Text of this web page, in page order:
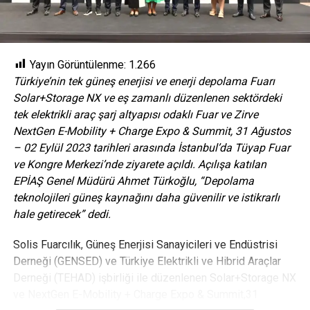
çekici bir ilgi var. Bu ilginin yatırım iklimi ile desteklenmesi,
ülkemizi bu alanda bambaşka noktalara taşıyabilir. Bu
sektörler aynı zamanda Türkiye’de üretimin ve istihdamın
belkemiği olan sektörler arasında yer alıyor. Gelecek yıldan
itibaren Yeşil Mutabakat’a ilişkin zorunlulukların, AB
ülkelerine ihracat yapan bu ve benzeri sektörleri
etkileyeceğini şimdiden görüyoruz.”
Üretilen hidrojenin sadece %4’ü ‘yeşil’
Tüm dünyada yıllık 100 milyon ton hidrojen üretilirken, bu
üretimin sadece yüzde 4’ü Yeşil Hidrojen sınıfına giriyor ve
yenilenebilir kaynaklardan üretiliyor. Üretimin kalan yüzde
48’i doğalgaz, yüzde 30’u petrol, yüzde 18’i ise kömür
Kömür kaynaklı hidrojen üretimi “Kahverengi Hidrojen”
Yayın Görüntülenme: 1.266
Türkiye’nin tek güneş enerjisi ve enerji depolama Fuarı
Solar+Storage NX ve eş zamanlı düzenlenen sektördeki
tek elektrikli araç şarj altyapısı odaklı Fuar ve Zirve
NextGen E-Mobility + Charge Expo & Summit, 31 Ağustos
– 02 Eylül 2023 tarihleri arasında İstanbul’da Tüyap Fuar
ve Kongre Merkezi’nde ziyarete açıldı. Açılışa katılan
EPİAŞ Genel Müdürü Ahmet Türkoğlu, “Depolama
teknolojileri güneş kaynağını daha güvenilir ve istikrarlı
hale getirecek” dedi.
Solis Fuarcılık, Güneş Enerjisi Sanayicileri ve Endüstrisi
Derneği (GENSED) ve Türkiye Elektrikli ve Hibrid Araçlar
Derneği (TEHAD) işbirliği ile düzenlenen Solar+Storage NX